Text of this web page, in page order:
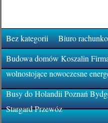
Bez kategorii Biuro
Budowa domów Koszalin
wolnostojące nowoczesne
Busy do Holandii Poznań
Stargard Przewóz